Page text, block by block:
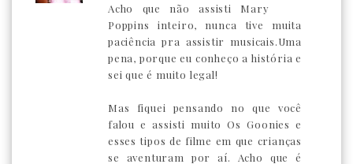
Acho que não assisti Mary
Poppins inteiro, nunca tive muita
paciência pra assistir musicais.Uma
pena, porque eu conheço a história e
sei que é muito legal!
Mas fiquei pensando no que você
falou e assisti muito Os Goonies e
esses tipos de filme em que crianças
se aventuram por aí. Acho que é